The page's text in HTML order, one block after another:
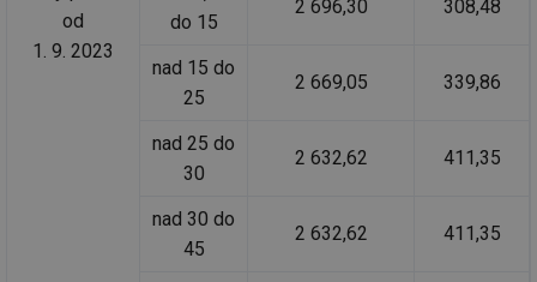
od
1. 9. 2023
do 15
2 696,30 308,48
nad 15 do
25
2 669,05 339,86
nad 25 do
30
2 632,62 411,35
nad 30 do
45
2 632,62 411,35